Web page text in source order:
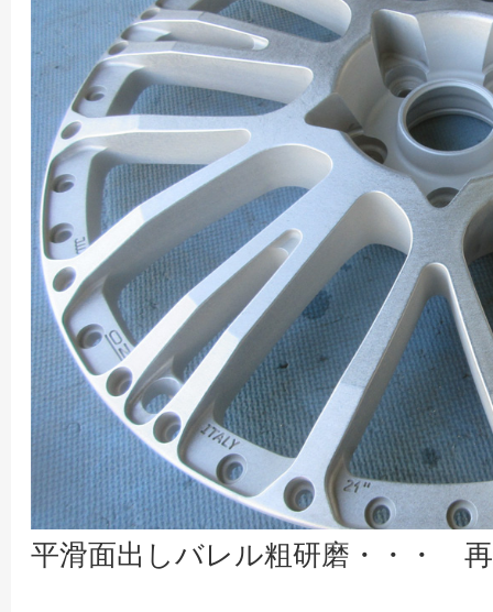
平滑面出しバレル粗研磨・・・